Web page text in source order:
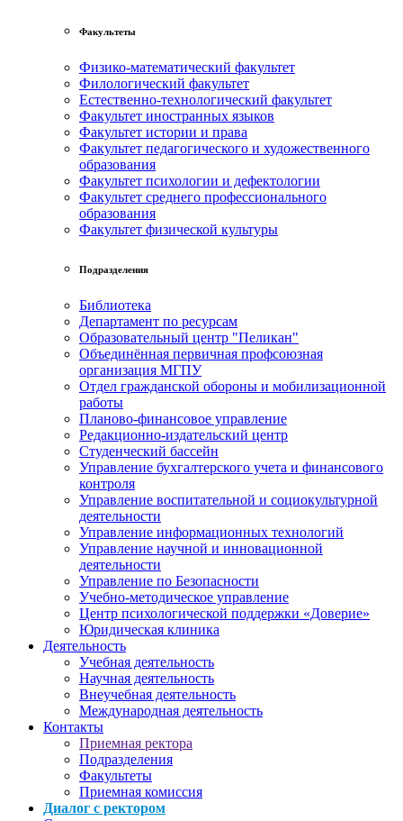
Факультеты
Физико-математический факультет
Филологический факультет
Естественно-технологический факультет
Факультет иностранных языков
Факультет истории и права
Факультет педагогического и художественного
образования
Факультет психологии и дефектологии
Факультет среднего профессионального
образования
Факультет физической культуры
Подразделения
Библиотека
Департамент по ресурсам
Образовательный центр "Пеликан"
Объединённая первичная профсоюзная
организация МГПУ
Отдел гражданской обороны и мобилизационной
работы
Планово-финансовое управление
Редакционно-издательский центр
Студенческий бассейн
Управление бухгалтерского учета и финансового
контроля
Управление воспитательной и социокультурной
деятельности
Управление информационных технологий
Управление научной и инновационной
деятельности
Управление по Безопасности
Учебно-методическое управление
Центр психологической поддержки «Доверие»
Юридическая клиника
Деятельность
Учебная деятельность
Научная деятельность
Внеучебная деятельность
Международная деятельность
Контакты
Приемная ректора
Подразделения
Факультеты
Приемная комиссия
Диалог с ректором